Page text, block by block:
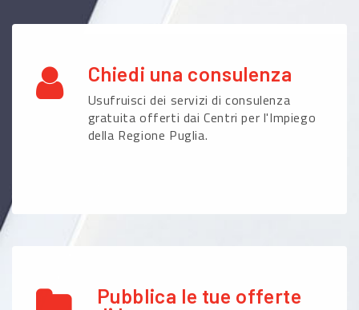
Chiedi una consulenza
Usufruisci dei servizi di consulenza
gratuita offerti dai Centri per l'Impiego
della Regione Puglia.
Pubblica le tue offerte